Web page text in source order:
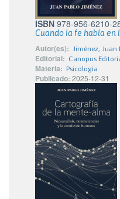
ISBN 978-956-6210-
Cuando la fe habla en
Autor(es): Jiménez, Juan
Editorial: Canopus
Materia: Psicología
Publicado: 2025-12-31